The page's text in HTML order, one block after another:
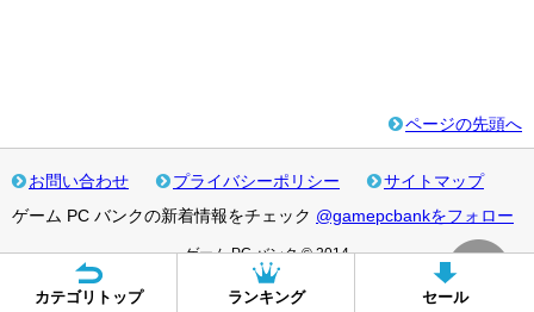
ページの先頭へ
お問い合わせ プライバシーポリシー
サイトマップ
ゲーム PC バンクの新着情報をチェック @gamepcbankをフォロー
ゲーム PC バンク © 2014
カテゴリトップ ランキング セール